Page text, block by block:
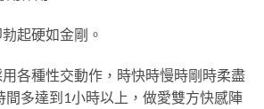
起硬如金剛。
各種性交動作，時快時慢時剛時柔盡
間多達到1小時以上，做愛雙方快感陣